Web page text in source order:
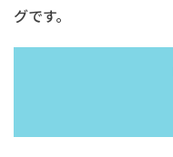
グです。